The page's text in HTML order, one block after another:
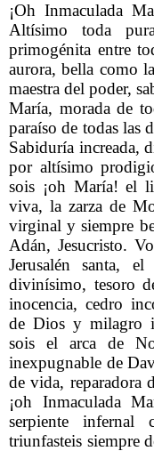
¡Oh Inmaculada
Altísimo toda
primogénita entre
aurora, bella como
maestra del poder,
María, morada de
paraíso de todas las
Sabiduría increada,
por altísimo
sois ¡oh María! el
viva, la zarza de
virginal y siempre
Adán, Jesucristo.
Jerusalén santa,
divinísimo, tesoro
inocencia, cedro
de Dios y milagro
sois el arca de
inexpugnable de
de vida, reparadora
¡oh Inmaculada
serpiente
triunfasteis siempre